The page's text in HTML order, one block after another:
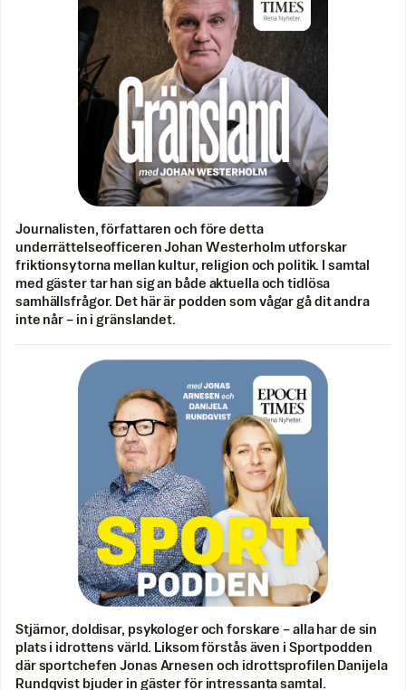
Journalisten, författaren och före detta
underrättelseofficeren Johan Westerholm utforskar
friktionsytorna mellan kultur, religion och politik. I samtal
med gäster tar han sig an både aktuella och tidlösa
samhällsfrågor. Det här är podden som vågar gå dit andra
inte når – in i gränslandet.
Stjärnor, doldisar, psykologer och forskare – alla har de sin
plats i idrottens värld. Liksom förstås även i Sportpodden
där sportchefen Jonas Arnesen och idrottsprofilen Danijela
Rundqvist bjuder in gäster för intressanta samtal.